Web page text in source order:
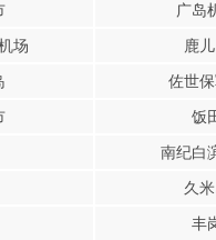
广岛
场
鹿
佐世
饭
南纪白
久
丰